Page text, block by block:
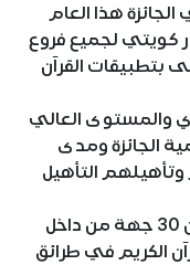
170 ألف دينار كويتي لجميع فروع
بتطبيقات القرآن
والمستوى العالي
الجائزة ومدى
التأهيل
معرض القرآن الكريم شارك فيه أكثر من 30 جهة من داخل
الكريم في طرائق